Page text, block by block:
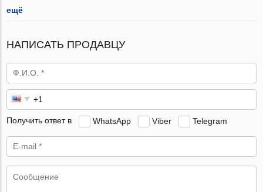
ещё
НАПИСАТЬ ПРОДАВЦУ
Получить ответ в WhatsApp Viber Telegram